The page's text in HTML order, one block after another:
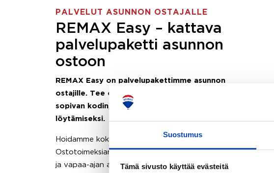
Suostumus
Tämä sivusto käyttää evästeitä
PALVELUT ASUNNON OSTAJALLE
REMAX Easy – kattava
palvelupaketti asunnon
ostoon
REMAX Easy on palvelupakettimme asunnon
ostajille. Tee ostotoimeksianto ja etsimme juuri sinulle
sopivan kodin, eikä sinun tarvitse nähdä vaivaa sen
löytämiseksi.
Hoidamme koko ostoprosessin puolestasi.
Ostotoimeksiantopalvelumme sopii myös esimerkiksi sijoitus-
ja vapaa-ajan asuntojen ostoon.